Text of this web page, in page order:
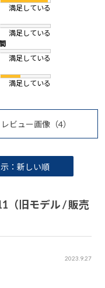
満足している
満足している
満足している
満足している
レビュー画像 （4）
：新しい順
（旧モデル / 販売
2023.9.27